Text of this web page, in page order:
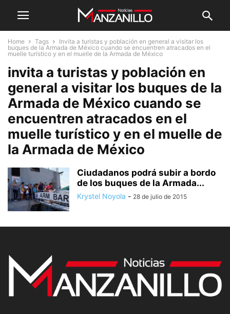
Home Tags
Invita a turistas y población en general a visitar los
buques de la Armada de México cuando se encuentren atracados en el
muelle turístico y en el muelle de la Armada de México
invita a turistas y población en
general a visitar los buques de la
Armada de México cuando se
encuentren atracados en el
muelle turístico y en el muelle de
la Armada de México
Ciudadanos podrá subir a bordo
de los buques de la Armada...
Krystel Noyola - 28 de julio de 2015